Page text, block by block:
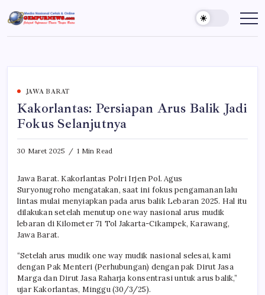
to
content
Gempur
News
Jelajah
Dunia
JAWA BARAT
Kakorlantas: Persiapan Arus Balik Jadi
Fokus Selanjutnya
30 Maret 2025 1 Min Read
Jawa Barat. Kakorlantas Polri Irjen Pol. Agus
Suryonugroho mengatakan, saat ini fokus pengamanan lalu
lintas mulai menyiapkan pada arus balik Lebaran 2025. Hal itu
dilakukan setelah menutup one way nasional arus mudik
lebaran di Kilometer 71 Tol Jakarta-Cikampek, Karawang,
Jawa Barat.
“Setelah arus mudik one way mudik nasional selesai, kami
dengan Pak Menteri (Perhubungan) dengan pak Dirut Jasa
Marga dan Dirut Jasa Raharja konsentrasi untuk arus balik,”
ujar Kakorlantas, Minggu (30/3/25).